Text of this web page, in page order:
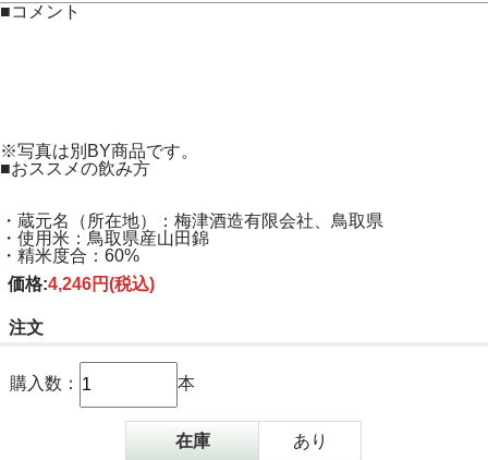
■コメント
※写真は別BY商品です。
■おススメの飲み方
・蔵元名（所在地）：梅津酒造有限会社、鳥取県
・使用米：鳥取県産山田錦
・精米度合：60%
価格:4,246円(税込)
注文
購入数： 本
在庫 あり